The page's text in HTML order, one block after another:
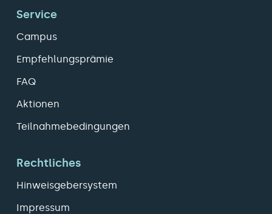
Service
Campus
Empfehlungsprämie
FAQ
Aktionen
Teilnahmebedingungen
Rechtliches
Hinweisgebersystem
Impressum